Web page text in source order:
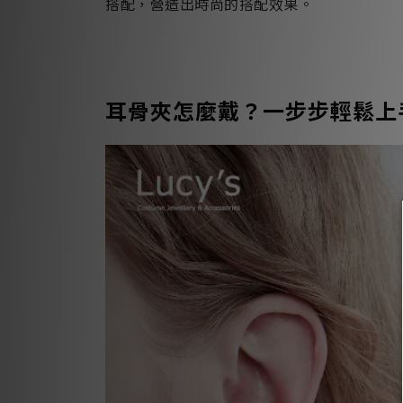
耳骨夾怎麼戴？一步步輕鬆